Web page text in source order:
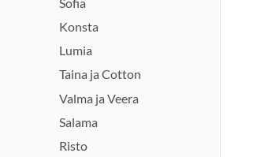
Konsta
Lumia
Taina ja Cotton
Valma ja Veera
Salama
Risto